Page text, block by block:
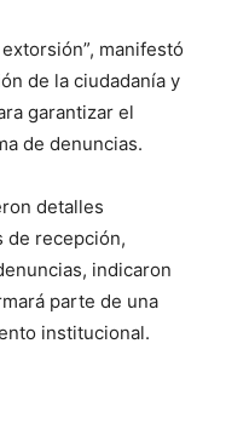
manifestó
de la ciudadanía y
garantizar el
de denuncias.
detalles
de recepción,
indicaron
parte de una
institucional.